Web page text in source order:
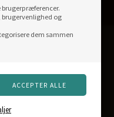
brugerpræferencer.
brugervenlighed og
dem sammen